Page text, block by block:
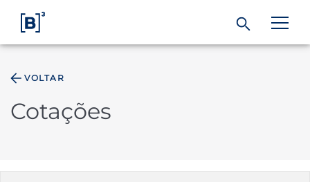
Índices
VOLTAR
Cotações